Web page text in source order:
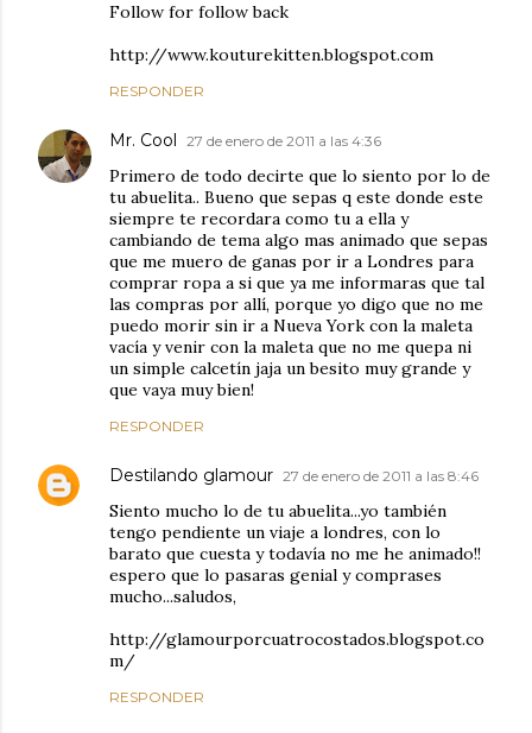
Follow for follow back
http://www.kouturekitten.blogspot.com
RESPONDER
Mr. Cool 27 de enero de 2011 a las 4:36
Primero de todo decirte que lo siento por lo de
tu abuelita.. Bueno que sepas q este donde este
siempre te recordara como tu a ella y
cambiando de tema algo mas animado que sepas
que me muero de ganas por ir a Londres para
comprar ropa a si que ya me informaras que tal
las compras por allí, porque yo digo que no me
puedo morir sin ir a Nueva York con la maleta
vacía y venir con la maleta que no me quepa ni
un simple calcetín jaja un besito muy grande y
que vaya muy bien!
RESPONDER
Destilando glamour 27 de enero de 2011 a las 8:46
Siento mucho lo de tu abuelita...yo también
tengo pendiente un viaje a londres, con lo
barato que cuesta y todavía no me he animado!!
espero que lo pasaras genial y comprases
mucho...saludos,
http://glamourporcuatrocostados.blogspot.co
m/
RESPONDER